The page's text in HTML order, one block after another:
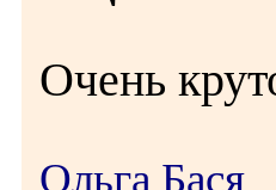
Очень
Ольга Бася